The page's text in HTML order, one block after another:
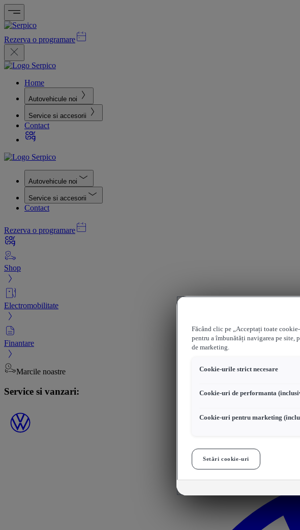
Rezerva o programare
Home
Autovehicule noi
Service si accesorii
Contact
Autovehicule noi
Service si accesorii
Contact
Rezerva o programare
Shop
Electromobilitate
Finantare
Marcile noastre
Service si vanzari:
Făcând clic pe „Acceptați toate
pentru a îmbunătăți navigarea pe site,
de marketing.
Cookie-urile strict necesare
Cookie-uri de performanta
Cookie-uri pentru marketing
Setări cookie-uri